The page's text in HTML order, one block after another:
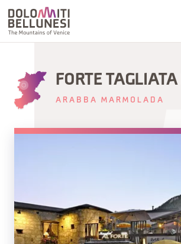
FORTE
ARABBA MARMOLADA